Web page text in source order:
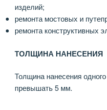
изделий;
ремонта мостовых и
ремонта конструктивных
ТОЛЩИНА НАНЕСЕНИЯ
Толщина нанесения
превышать 5 мм.